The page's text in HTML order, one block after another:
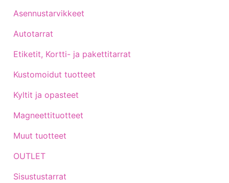
Asennustarvikkeet
Autotarrat
Etiketit, Kortti- ja pakettitarrat
Kustomoidut tuotteet
Kyltit ja opasteet
Magneettituotteet
Muut tuotteet
OUTLET
Sisustustarrat